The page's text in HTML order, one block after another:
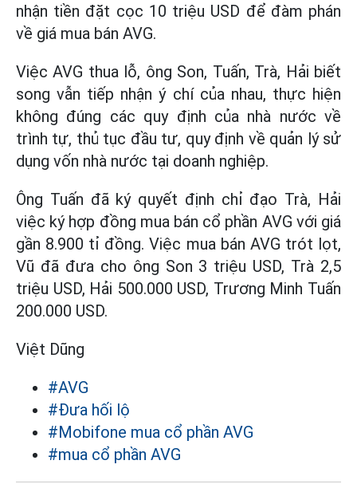
nhận tiền đặt cọc 10 triệu USD để đàm phán
về giá mua bán AVG.
Việc AVG thua lỗ, ông Son, Tuấn, Trà, Hải biết
song vẫn tiếp nhận ý chí của nhau, thực hiện
không đúng các quy định của nhà nước về
trình tự, thủ tục đầu tư, quy định về quản lý sử
dụng vốn nhà nước tại doanh nghiệp.
Ông Tuấn đã ký quyết định chỉ đạo Trà, Hải
việc ký hợp đồng mua bán cổ phần AVG với giá
gần 8.900 tỉ đồng. Việc mua bán AVG trót lọt,
Vũ đã đưa cho ông Son 3 triệu USD, Trà 2,5
triệu USD, Hải 500.000 USD, Trương Minh Tuấn
200.000 USD.
Việt Dũng
#AVG
#Đưa hối lộ
#Mobifone mua cổ phần AVG
#mua cổ phần AVG